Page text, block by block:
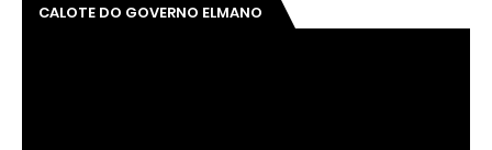
CALOTE DO GOVERNO ELMANO